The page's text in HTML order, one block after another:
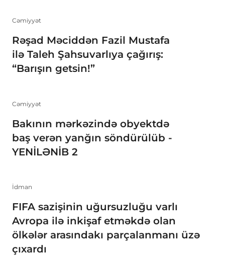
Cəmiyyət
Rəşad Məciddən Fazil Mustafa
ilə Taleh Şahsuvarlıya çağırış:
“Barışın getsin!”
Cəmiyyət
Bakının mərkəzində obyektdə
baş verən yanğın söndürülüb -
YENİLƏNİB 2
İdman
FIFA sazişinin uğursuzluğu varlı
Avropa ilə inkişaf etməkdə olan
ölkələr arasındakı parçalanmanı üzə
çıxardı